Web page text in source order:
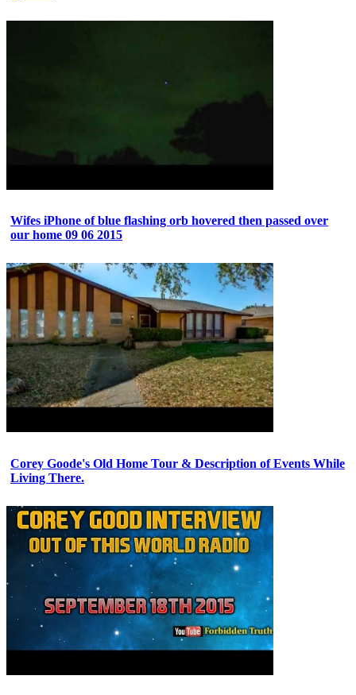
Wifes iPhone of blue flashing orb hovered then passed over
our home 09 06 2015
Corey Goode's Old Home Tour & Description of Events While
Living There.